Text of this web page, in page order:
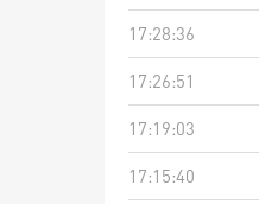
17:28:36
17:26:51
17:19:03
17:15:40